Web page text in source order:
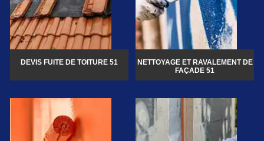
DEVIS FUITE DE TOITURE 51
NETTOYAGE ET RAVALEMENT DE
FAÇADE 51